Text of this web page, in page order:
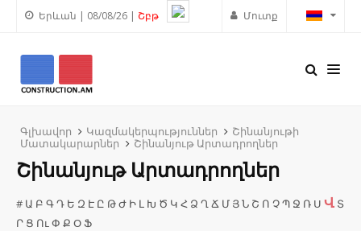
Մուտք
Երևան | 08/08/26 | Շբթ
Գլխավոր Կազմակերպություններ
Շինանյութի
Մատակարարներ
Շինանյութ Արտադրողներ
Շինանյութ Արտադրողներ
# Ա Բ ԳԴ Ե Զ Է Ը ԹԺ Ի Լ Խ Ծ Կ Հ Ձ ՂՃ Մ ՅՆ Շ Ո ՉՊ Ջ Ռ Ս Վ Տ
Ր Ց ՈւՓ Ք ՕՖ